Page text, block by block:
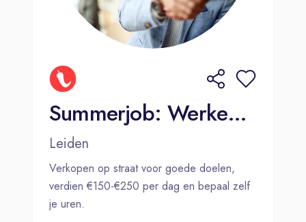
Summerjob: Werken wanneer jij wilt (€150-€250 per dag)
Leiden
Verkopen op straat voor goede doelen,
verdien €150-€250 per dag en bepaal zelf
je uren.
€150,-